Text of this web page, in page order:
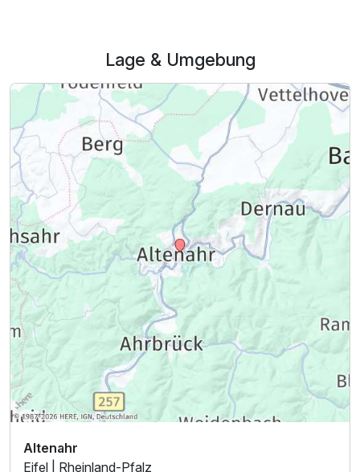
Lage & Umgebung
Altenahr
Eifel | Rheinland-Pfalz